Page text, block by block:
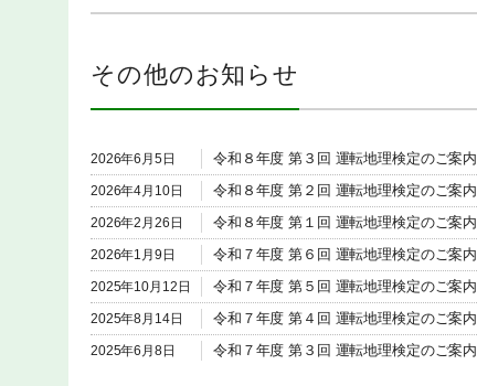
その他のお知らせ
2026年6月5日 令和８年度 第３回 運転地理検定のご案内
2026年4月10日 令和８年度 第２回 運転地理検定のご案内
2026年2月26日 令和８年度 第１回 運転地理検定のご案内
2026年1月9日 令和７年度 第６回 運転地理検定のご案内
2025年10月12日 令和７年度 第５回 運転地理検定のご案内
2025年8月14日 令和７年度 第４回 運転地理検定のご案内
2025年6月8日 令和７年度 第３回 運転地理検定のご案内